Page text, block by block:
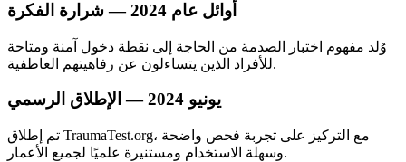
أوائل عام 2024 — شرارة الفكرة
وُلد مفهوم اختبار الصدمة من الحاجة إلى نقطة دخول آمنة ومتاحة
للأفراد الذين يتساءلون عن رفاهيتهم العاطفية.
يونيو 2024 — الإطلاق الرسمي
تم إطلاق TraumaTest.org، مع التركيز على تجربة فحص واضحة
وسهلة الاستخدام ومستنيرة علميًا لجميع الأعمار.